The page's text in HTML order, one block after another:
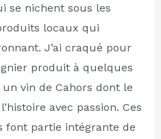
se nichent sous les
locaux qui
J’ai craqué pour
produit à quelques
vin de Cahors dont le
avec passion. Ces
font partie intégrante de